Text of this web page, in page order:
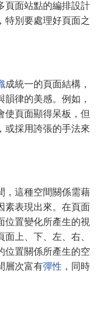
頁面站點的編排設計
特別要處理好頁面之
成統一的頁面結構，
律的美感。例如，
使頁面顯得呆板，但
或採用誇張的手法來
這種空間關係需藉
素表現出來。在頁面
位置變化所產生的視
上、下、左、右、
位置關係所產生的空
層次富有彈性 ，同時